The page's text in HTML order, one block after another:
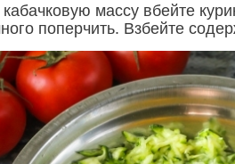
массу вбейте
поперчить. Взбейте